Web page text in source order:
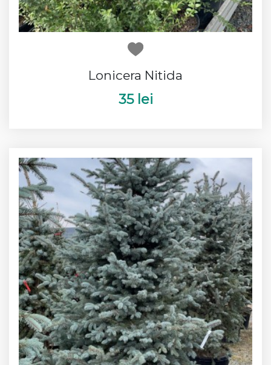
Lonicera Nitida
35 lei